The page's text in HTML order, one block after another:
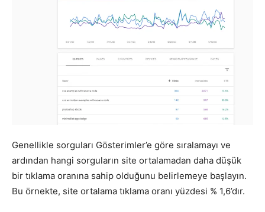
Genellikle sorguları Gösterimler’e göre sıralamayı ve
ardından hangi sorguların site ortalamadan daha düşük
bir tıklama oranına sahip olduğunu belirlemeye başlayın.
Bu örnekte, site ortalama tıklama oranı yüzdesi % 1,6’dır.